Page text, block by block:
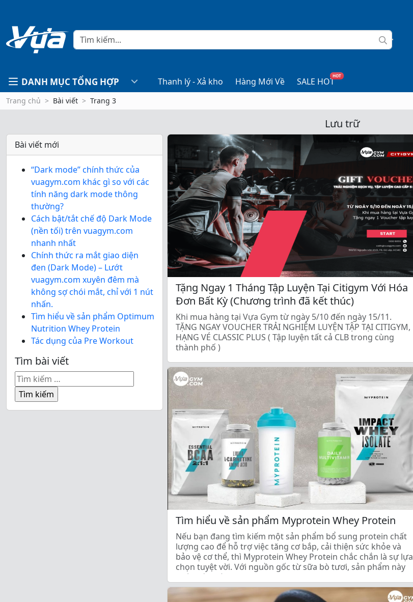
DANH MỤC TỔNG HỢP Thanh lý - Xả kho Hàng Mới Về SALE HOT
HOT
Trang chủ Bài viết Trang 3
Lưu trữ
Bài viết mới
“Dark mode” chính thức của
vuagym.com khác gì so với các
tính năng dark mode thông
thường?
Cách bật/tắt chế độ Dark Mode
(nền tối) trên vuagym.com
nhanh nhất
Chính thức ra mắt giao diện
đen (Dark Mode) – Lướt
vuagym.com xuyên đêm mà
không sợ chói mắt, chỉ với 1 nút
nhấn.
Tìm hiểu về sản phẩm Optimum
Nutrition Whey Protein
Tác dụng của Pre Workout
Tìm bài viết
Tìm
kiếm
cho:
Tặng Ngay 1 Tháng Tập Luyện Tại Citigym Với Hóa
Đơn Bất Kỳ (Chương trình đã kết thúc)
Khi mua hàng tại Vựa Gym từ ngày 5/10 đến ngày 15/11.
TẶNG NGAY VOUCHER TRẢI NGHIỆM LUYỆN TẬP TẠI CITIGYM,
HẠNG VÉ CLASSIC PLUS ( Tập luyện tất cả CLB trong cùng
thành phố )
Tìm hiểu về sản phẩm Myprotein Whey Protein
Nếu bạn đang tìm kiếm một sản phẩm bổ sung protein chất
lượng cao để hỗ trợ việc tăng cơ bắp, cải thiện sức khỏe và
bảo vệ cơ thể, thì Myprotein Whey Protein chắc chắn là sự lựa
chọn tuyệt vời. Với nguồn gốc từ sữa bò tươi, sản phẩm này
chứa các thành […]